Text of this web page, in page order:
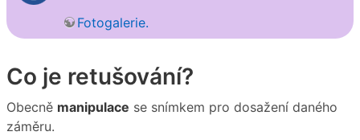
Fotogalerie.
Co je retušování?
Obecně manipulace se snímkem pro dosažení daného
záměru.